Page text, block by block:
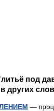
под
других
—